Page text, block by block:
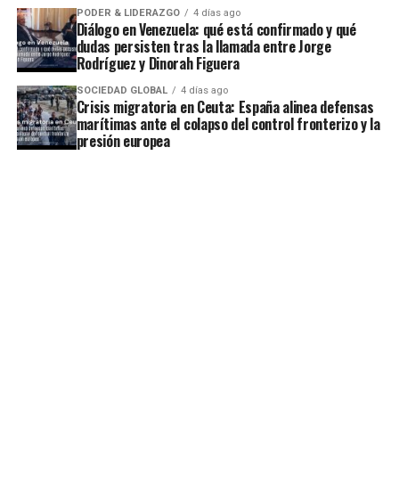
PODER & LIDERAZGO 4 días ago
Diálogo en Venezuela: qué está confirmado y qué
dudas persisten tras la llamada entre Jorge
Rodríguez y Dinorah Figuera
SOCIEDAD GLOBAL 4 días ago
Crisis migratoria en Ceuta: España alinea defensas
marítimas ante el colapso del control fronterizo y la
presión europea